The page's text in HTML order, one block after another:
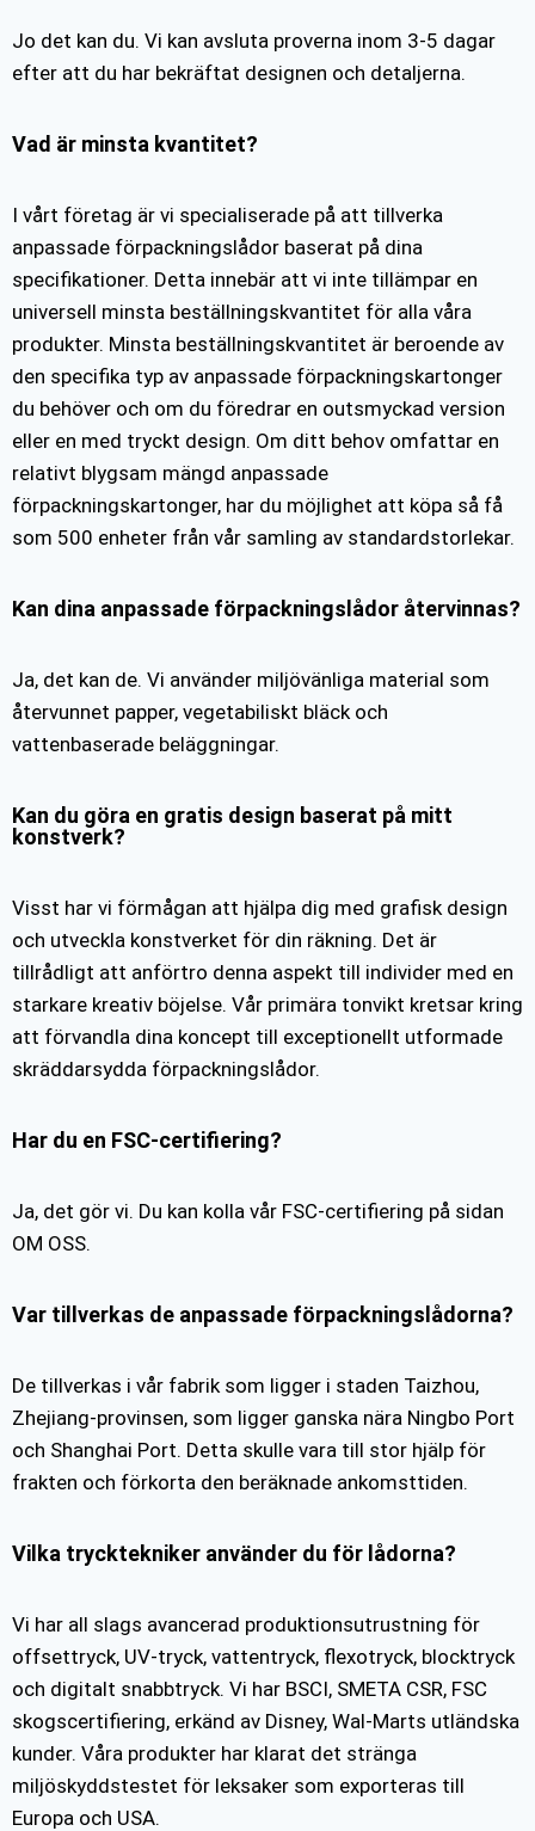
Jo det kan du. Vi kan avsluta proverna inom 3-5 dagar
efter att du har bekräftat designen och detaljerna.
Vad är minsta kvantitet?
I vårt företag är vi specialiserade på att tillverka
anpassade förpackningslådor baserat på dina
specifikationer. Detta innebär att vi inte tillämpar en
universell minsta beställningskvantitet för alla våra
produkter. Minsta beställningskvantitet är beroende av
den specifika typ av anpassade förpackningskartonger
du behöver och om du föredrar en outsmyckad version
eller en med tryckt design. Om ditt behov omfattar en
relativt blygsam mängd anpassade
förpackningskartonger, har du möjlighet att köpa så få
som 500 enheter från vår samling av standardstorlekar.
Kan dina anpassade förpackningslådor återvinnas?
Ja, det kan de. Vi använder miljövänliga material som
återvunnet papper, vegetabiliskt bläck och
vattenbaserade beläggningar.
Kan du göra en gratis design baserat på mitt
konstverk?
Visst har vi förmågan att hjälpa dig med grafisk design
och utveckla konstverket för din räkning. Det är
tillrådligt att anförtro denna aspekt till individer med en
starkare kreativ böjelse. Vår primära tonvikt kretsar kring
att förvandla dina koncept till exceptionellt utformade
skräddarsydda förpackningslådor.
Har du en FSC-certifiering?
Ja, det gör vi. Du kan kolla vår FSC-certifiering på sidan
OM OSS.
Var tillverkas de anpassade förpackningslådorna?
De tillverkas i vår fabrik som ligger i staden Taizhou,
Zhejiang-provinsen, som ligger ganska nära Ningbo Port
och Shanghai Port. Detta skulle vara till stor hjälp för
frakten och förkorta den beräknade ankomsttiden.
Vilka trycktekniker använder du för lådorna?
Vi har all slags avancerad produktionsutrustning för
offsettryck, UV-tryck, vattentryck, flexotryck, blocktryck
och digitalt snabbtryck. Vi har BSCI, SMETA CSR, FSC
skogscertifiering, erkänd av Disney, Wal-Marts utländska
kunder. Våra produkter har klarat det stränga
miljöskyddstestet för leksaker som exporteras till
Europa och USA.